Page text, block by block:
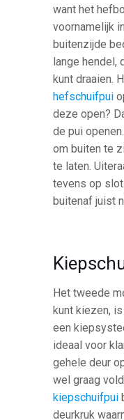
want het
voornamelijk
buitenzijde
lange hendel,
kunt draaien.
hefschuifpui
deze open?
de pui
om buiten te
te laten.
tevens op
buitenaf juist
Het tweede
kunt kiezen,
een
ideaal voor
gehele deur
wel graag
kiepschuifpui
deurkruk